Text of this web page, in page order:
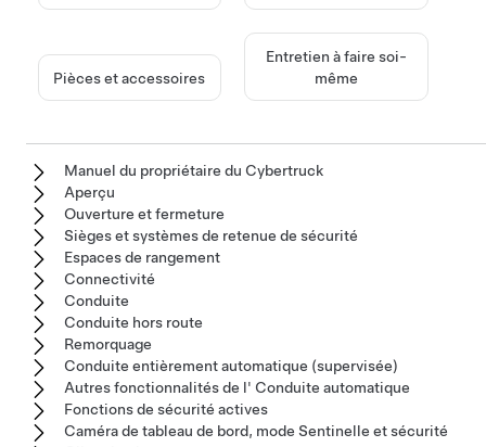
Pièces et accessoires
Entretien à faire soi-
même
Manuel du propriétaire du Cybertruck
Aperçu
Ouverture et fermeture
Sièges et systèmes de retenue de sécurité
Espaces de rangement
Connectivité
Conduite
Conduite hors route
Remorquage
Conduite entièrement automatique (supervisée)
Autres fonctionnalités de l' Conduite automatique
Fonctions de sécurité actives
Caméra de tableau de bord, mode Sentinelle et sécurité